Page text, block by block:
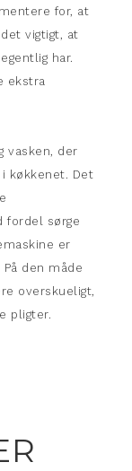
for, at
vigtigt, at
har.
ekstra
vasken, der
køkkenet. Det
fordel sørge
er
den måde
overskueligt,
pligter.